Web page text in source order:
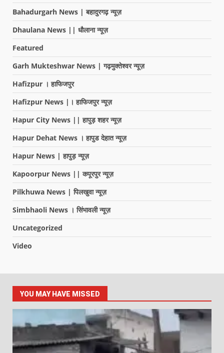
Bahadurgarh News | बहादुरगढ़ न्यूज़
Dhaulana News || धौलाना न्यूज़
Featured
Garh Mukteshwar News | गढ़मुक्तेश्वर न्यूज़
Hafizpur । हाफिजपुर
Hafizpur News |। हाफिजपुर न्यूज़
Hapur City News || हापुड़ शहर न्यूज़
Hapur Dehat News । हापुड देहात न्यूज़
Hapur News | हापुड़ न्यूज़
Kapoorpur News || कपूरपुर न्यूज़
Pilkhuwa News | पिलखुवा न्यूज़
Simbhaoli News । सिंभावली न्यूज़
Uncategorized
Video
YOU MAY HAVE MISSED